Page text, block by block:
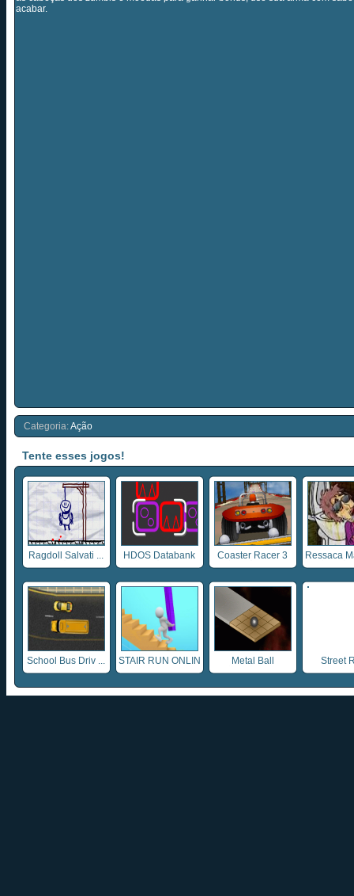
acabar.
Categoria:Ação
Tente esses jogos!
Ragdoll Salvati ... HDOS Databank Coaster Racer 3 Ressaca
School Bus Driv ...
STAIR RUN ONLIN
...
Metal Ball Street